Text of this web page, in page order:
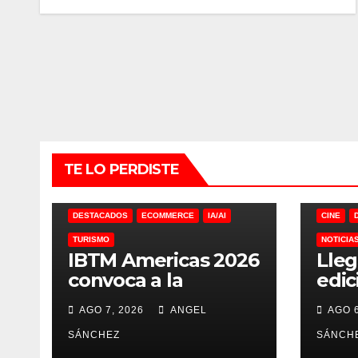
TE LO PERDISTE
DESTACADOS ECOMMERCE IA/AI
TURISMO
IBTM Americas 2026
convoca a la
AGO 7, 2026 ANGEL
SÁNCHEZ
CINE
AGO